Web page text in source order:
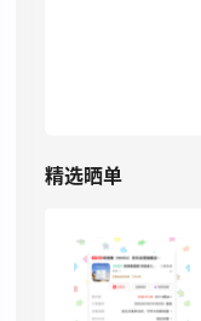
精选晒单